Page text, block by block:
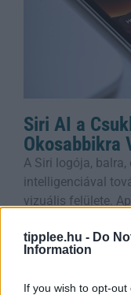
tipplee.hu - Do
Information
If you wish to opt-
Siri AI a
Okosabbikra
A Siri logója, balra,
intelligenciával
vizuális felülete.
Rooby